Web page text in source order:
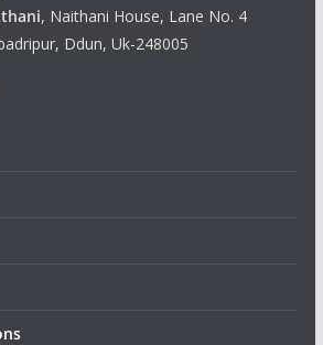
, Naithani House, Lane No. 4
Ddun, Uk-248005